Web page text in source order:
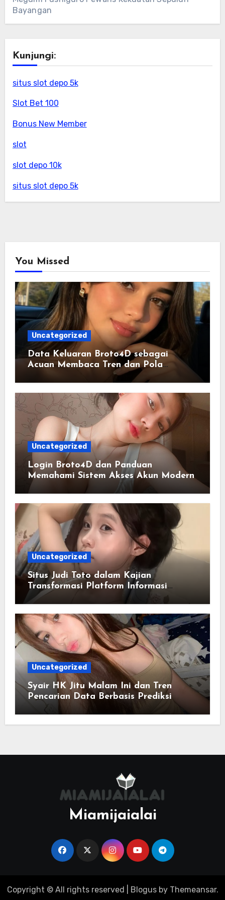
Bayangan
Kunjungi:
situs slot depo 5k
Slot Bet 100
Bonus New Member
slot
slot depo 10k
situs slot depo 5k
You Missed
Uncategorized
Data Keluaran Broto4D sebagai
Acuan Membaca Tren dan Pola
Statistik Harian
Uncategorized
Login Broto4D dan Panduan
Memahami Sistem Akses Akun Modern
Uncategorized
Situs Judi Toto dalam Kajian
Transformasi Platform Informasi
Online
Uncategorized
Syair HK Jitu Malam Ini dan Tren
Pencarian Data Berbasis Prediksi
Miamijaialai
Copyright © All rights reserved Blogusby Themeansar.